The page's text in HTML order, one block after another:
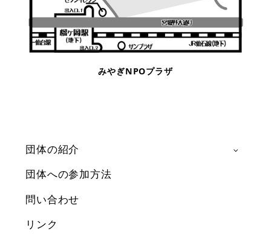
みやぎNPOプラザ
団体の紹介
団体への参加方法
問い合わせ
リンク